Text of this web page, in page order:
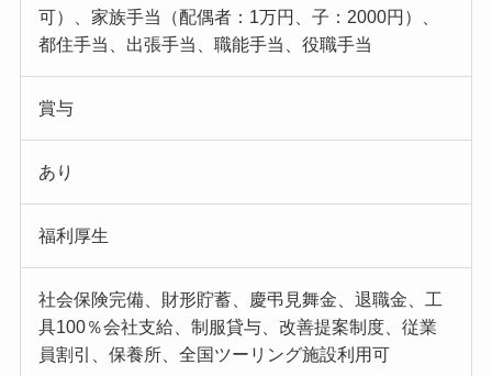
可）、家族手当（配偶者：1万円、子：2000円）、
都住手当、出張手当、職能手当、役職手当
賞与
あり
福利厚生
社会保険完備、財形貯蓄、慶弔見舞金、退職金、工
具100％会社支給、制服貸与、改善提案制度、従業
員割引、保養所、全国ツーリング施設利用可